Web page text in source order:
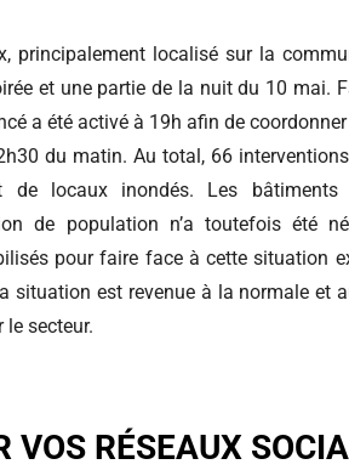
principalement localisé sur la
et une partie de la nuit du 10 mai.
a été activé à 19h afin de
du matin. Au total, 66
de locaux inondés. Les
de population n’a toutefois été
pour faire face à cette situation
situation est revenue à la normale et
le secteur.
VOS RÉSEAUX